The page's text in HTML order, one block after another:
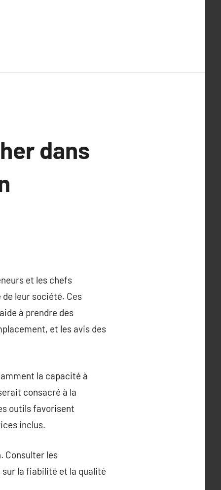
dans
et les chefs
leur société. Ces
à prendre des
et les avis des
la capacité à
consacré à la
outils favorisent
inclus.
Consulter les
la fiabilité et la qualité